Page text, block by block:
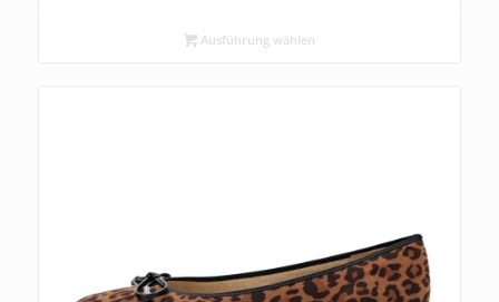
Ausführung wählen